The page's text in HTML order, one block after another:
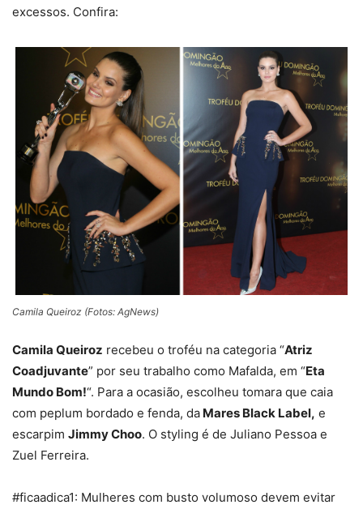
excessos. Confira:
Camila Queiroz (Fotos: AgNews)
Camila Queiroz recebeu o troféu na categoria “Atriz
Coadjuvante” por seu trabalho como Mafalda, em “Eta
Mundo Bom!“. Para a ocasião, escolheu tomara que caia
com peplum bordado e fenda, da Mares Black Label, e
escarpim Jimmy Choo. O styling é de Juliano Pessoa e
Zuel Ferreira.
#ficaadica1: Mulheres com busto volumoso devem evitar